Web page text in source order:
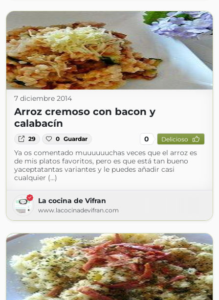
7 diciembre 2014
Arroz cremoso con bacon y
calabacín
29 0 Guardar 0 Delicioso
Ya os comentado muuuuuuchas veces que el arroz es
de mis platos favoritos, pero es que está tan bueno
yaceptatantas variantes y le puedes añadir casi
cualquier (...)
La cocina de Vifran
www.lacocinadevifran.com